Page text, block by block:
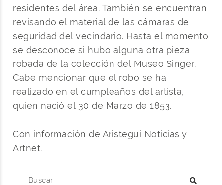
residentes del área. También se encuentran
revisando el material de las cámaras de
seguridad del vecindario. Hasta el momento
se desconoce si hubo alguna otra pieza
robada de la colección del Museo Singer.
Cabe mencionar que el robo se ha
realizado en el cumpleaños del artista,
quien nació el 30 de Marzo de 1853.
Con información de Aristegui Noticias y
Artnet.